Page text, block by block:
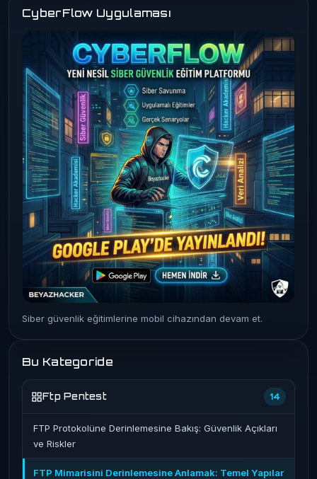
CyberFlow Uygulaması
Siber güvenlik eğitimlerine mobil cihazından devam et.
Bu Kategoride
Ftp Pentest 14
FTP Protokolüne Derinlemesine Bakış: Güvenlik Açıkları
ve Riskler
FTP Mimarisini Derinlemesine Anlamak: Temel Yapılar